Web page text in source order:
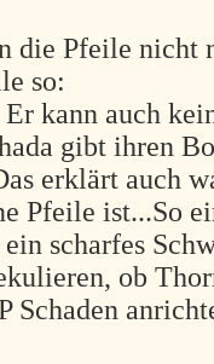
die Pfeile nicht
so:
kann auch
gibt ihren
erklärt auch
Pfeile ist...So
scharfes
ob
Schaden